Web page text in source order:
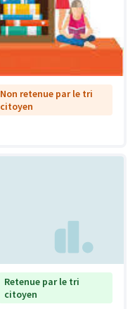
Non retenue par le tri
citoyen
Retenue par le tri
citoyen